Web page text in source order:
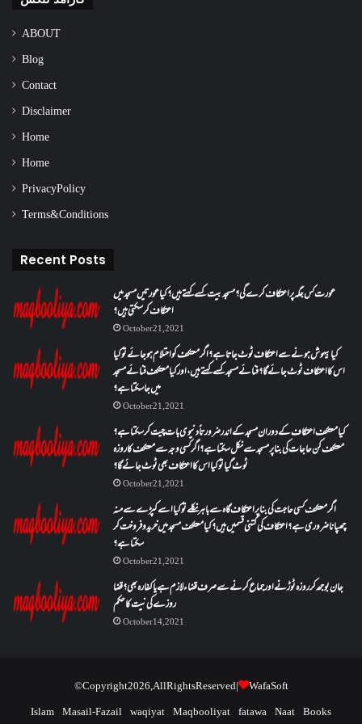
ABOUT
Blog
Contact
Disclaimer
Home
Home
Privacy Policy
Terms & Conditions
Recent Posts
عورت کس جگہ پر اعتکاف کرے گی؟مسجد بیت کسے کہتے ہیں؟کیا عورتیں مسجد میں
اعتکاف کر سکتی ہیں؟
October 21, 2021
کیا بیہوش ہونے سے اعتکاف ٹوٹ جاتا ہے؟ اگر معتکف کو احتلام ہو جائے تو کیا
اس کا اعتکاف ٹوٹ جائے گا؟فنائے مسجد کسے کہتے ہیں ، اور کیا معتکف فنائے مسجد
میں جا سکتا ہے؟
October 21, 2021
کیا معتکف اعتکاف کے دوران مسجد کے اندر ضرورتاً دنیوی بات چیت کر سکتا ہے؟
معتکف کن حاجات کی بنا پر مسجد سے نکل سکتا ہے؟ اگر کسی وجہ سے معتکف کا روزہ
ٹوٹ گیا تو کیا اس کا اعتکاف بھی ٹوٹ جائے گا؟
October 21, 2021
اگر معتکف کسی حاجت کی بنا پر اعتکاف گاہ سے باہر نکلے تو کیا اسے کپڑے سے منہ
چھپانا ضروری ہے؟اعتکاف کی کتنی قسمیں ہیں؟کیا معتکف مسجد میں خرید و فروخت کر
سکتا ہے؟
October 21, 2021
جان بوجھ کر روزہ ٹوڑنے اور جماع کرنے سے صرف قضاء لازم ہے یا کفارہ بھی؟ قضا
روزے کی نیت کا حکم
October 14, 2021
© Copyright 2026, All Rights Reserved |
WafaSoft
Islam Masail-Fazail waqiyat Maqbooliyat fatawa Naat Books